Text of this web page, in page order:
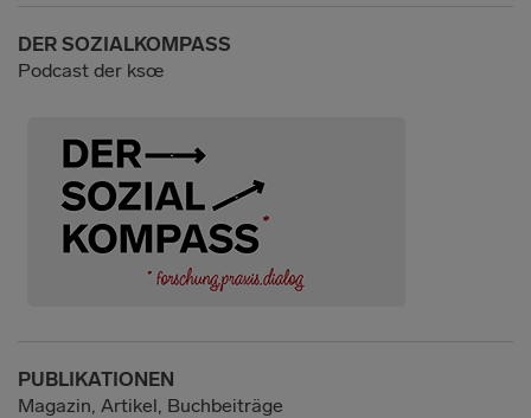
DER SOZIALKOMPASS
Podcast der ksœ
PUBLIKATIONEN
Magazin, Artikel, Buchbeiträge